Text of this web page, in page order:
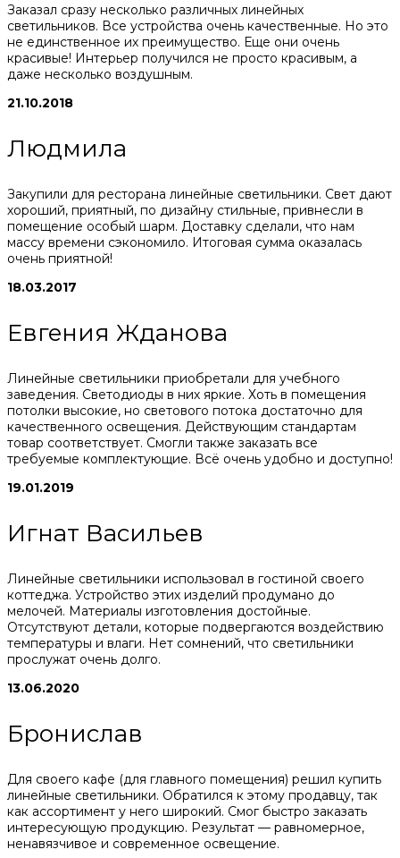
Заказал сразу несколько различных линейных
светильников. Все устройства очень качественные. Но это
не единственное их преимущество. Еще они очень
красивые! Интерьер получился не просто красивым, а
даже несколько воздушным.
21.10.2018
Людмила
Закупили для ресторана линейные светильники. Свет дают
хороший, приятный, по дизайну стильные, привнесли в
помещение особый шарм. Доставку сделали, что нам
массу времени сэкономило. Итоговая сумма оказалась
очень приятной!
18.03.2017
Евгения Жданова
Линейные светильники приобретали для учебного
заведения. Светодиоды в них яркие. Хоть в помещения
потолки высокие, но светового потока достаточно для
качественного освещения. Действующим стандартам
товар соответствует. Смогли также заказать все
требуемые комплектующие. Всё очень удобно и доступно!
19.01.2019
Игнат Васильев
Линейные светильники использовал в гостиной своего
коттеджа. Устройство этих изделий продумано до
мелочей. Материалы изготовления достойные.
Отсутствуют детали, которые подвергаются воздействию
температуры и влаги. Нет сомнений, что светильники
прослужат очень долго.
13.06.2020
Бронислав
Для своего кафе (для главного помещения) решил купить
линейные светильники. Обратился к этому продавцу, так
как ассортимент у него широкий. Смог быстро заказать
интересующую продукцию. Результат — равномерное,
ненавязчивое и современное освещение.